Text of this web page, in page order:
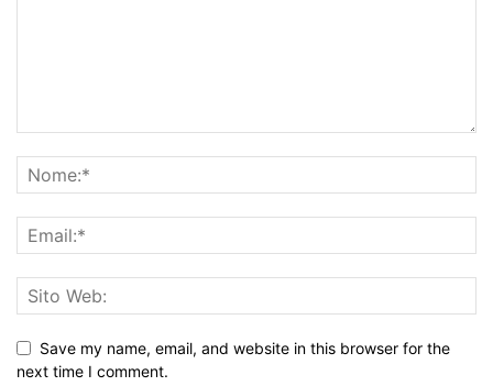
Save my name, email, and website in this browser for the
next time I comment.